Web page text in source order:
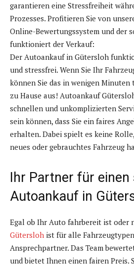
garantieren eine Stressfreiheit
Prozesses. Profitieren Sie von
Online-Bewertungssystem und der
funktioniert der Verkauf:
Der Autoankauf in Gütersloh
und stressfrei. Wenn Sie Ihr
können Sie das in wenigen Minuten
zu Hause aus! Autoankauf
schnellen und unkomplizierten
sein können, dass Sie ein faires
erhalten. Dabei spielt es keine
neues oder gebrauchtes Fahrzeug
Ihr Partner für einen
Autoankauf in
Egal ob Ihr Auto fahrbereit ist oder
Gütersloh ist für alle
Ansprechpartner. Das Team
und bietet Ihnen einen fairen Preis.